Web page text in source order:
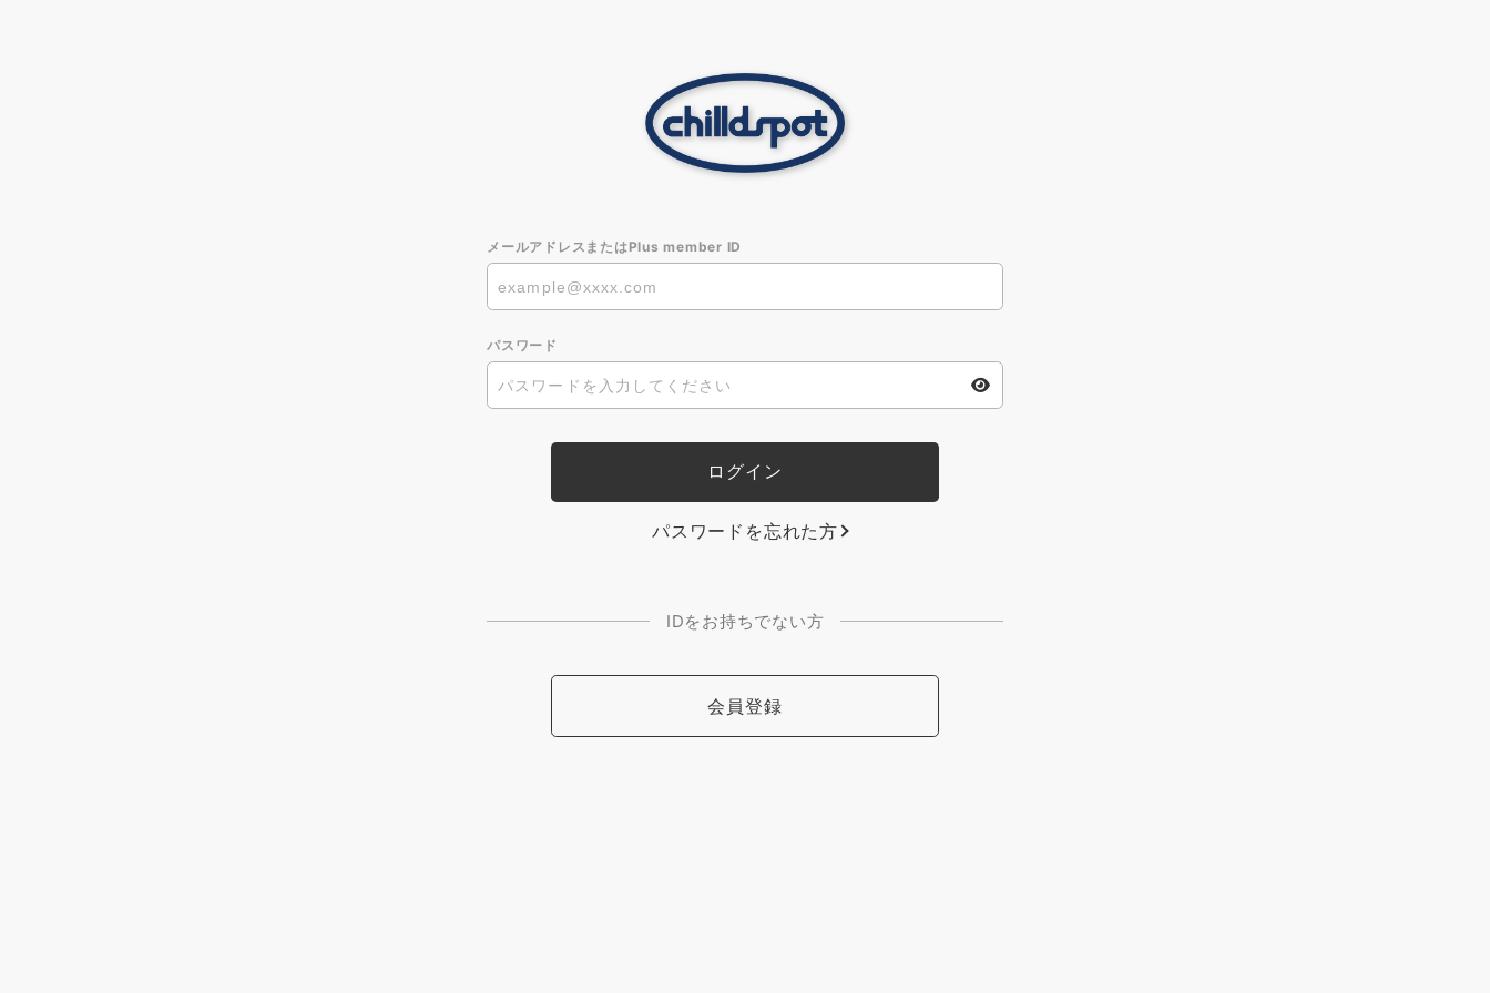
メールアドレスまたはPlus member ID
パスワード
パスワードを忘れた方
IDをお持ちでない方
会員登録